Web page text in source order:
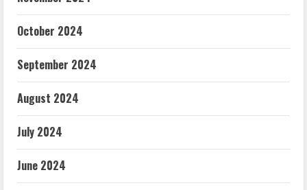
October 2024
September 2024
August 2024
July 2024
June 2024